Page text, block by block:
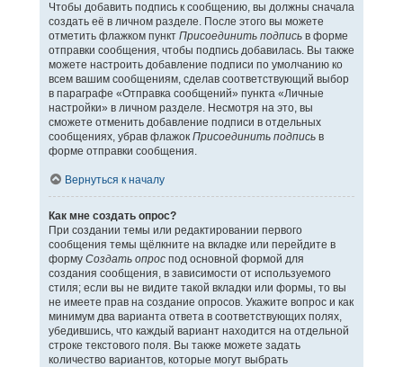
Чтобы добавить подпись к сообщению, вы должны сначала
создать её в личном разделе. После этого вы можете
отметить флажком пункт Присоединить подписьв форме
отправки сообщения, чтобы подпись добавилась. Вы также
можете настроить добавление подписи по умолчанию ко
всем вашим сообщениям, сделав соответствующий выбор
в параграфе «Отправка сообщений» пункта «Личные
настройки» в личном разделе. Несмотря на это, вы
сможете отменить добавление подписи в отдельных
сообщениях, убрав флажок Присоединить подписьв
форме отправки сообщения.
Вернуться к началу
Как мне создать опрос?
При создании темы или редактировании первого
сообщения темы щёлкните на вкладке или перейдите в
форму Создать опроспод основной формой для
создания сообщения, в зависимости от используемого
стиля; если вы не видите такой вкладки или формы, то вы
не имеете прав на создание опросов. Укажите вопрос и как
минимум два варианта ответа в соответствующих полях,
убедившись, что каждый вариант находится на отдельной
строке текстового поля. Вы также можете задать
количество вариантов, которые могут выбрать